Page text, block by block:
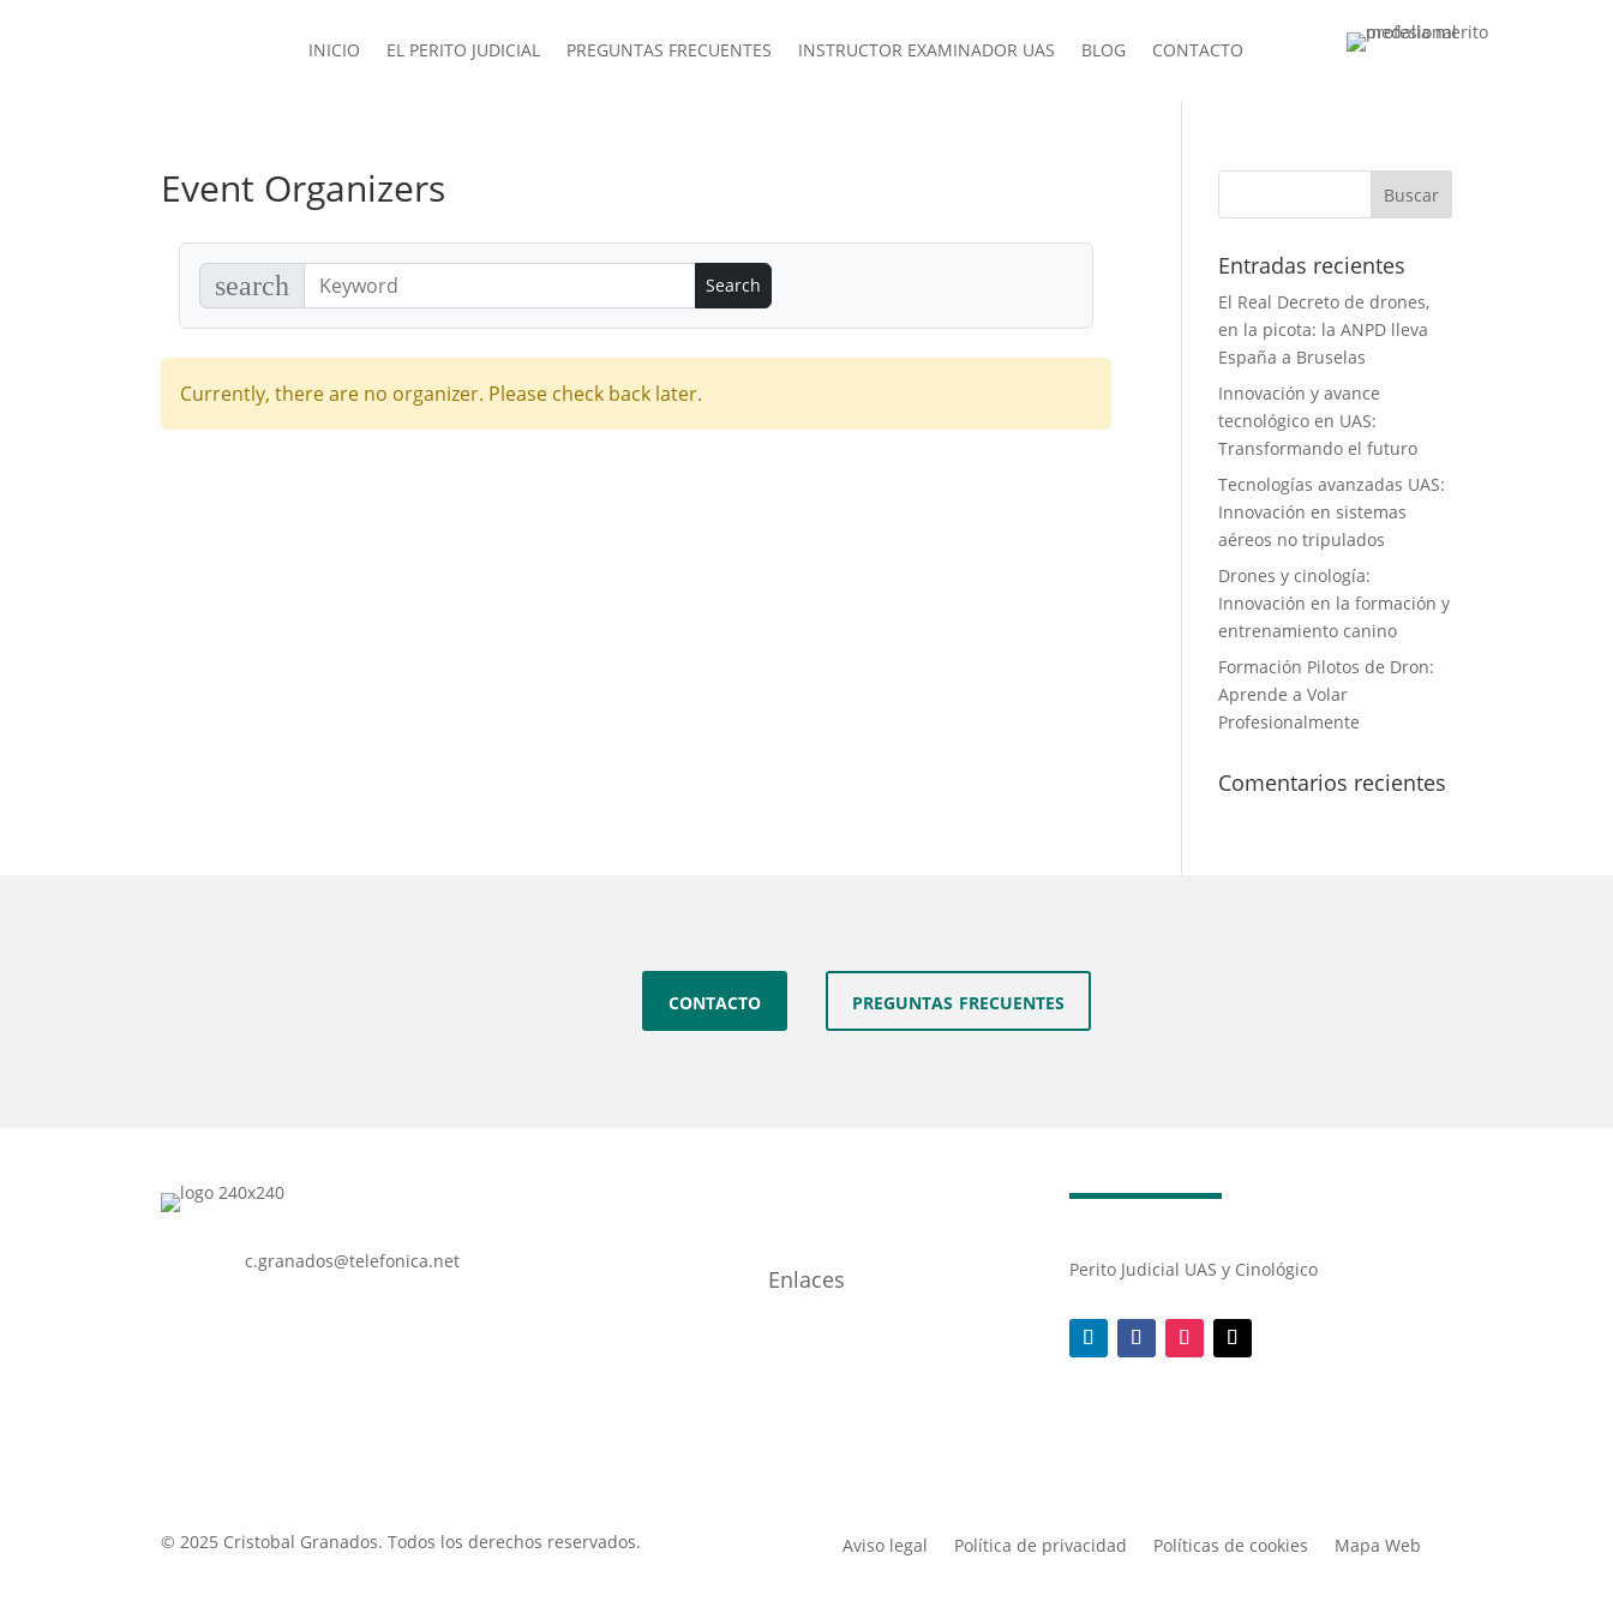
INICIO EL PERITO JUDICIAL PREGUNTAS FRECUENTES INSTRUCTOR EXAMINADOR UAS BLOG CONTACTO
Event Organizers
search
Currently, there are no organizer. Please check back later.
Entradas recientes
El Real Decreto de drones,
en la picota: la ANPD lleva
España a Bruselas
Innovación y avance
tecnológico en UAS:
Transformando el futuro
Tecnologías avanzadas UAS:
Innovación en sistemas
aéreos no tripulados
Drones y cinología:
Innovación en la formación y
entrenamiento canino
Formación Pilotos de Dron:
Aprende a Volar
Profesionalmente
Comentarios recientes
contacto preguntas frecuentes
c.granados@telefonica.net
Enlaces Perito Judicial UAS y Cinológico
© 2025 Cristobal Granados. Todos los derechos reservados. Aviso legal Política de privacidad Políticas de cookies Mapa Web